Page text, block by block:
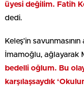
üyesi değilim. Fatih
dedi.
Keleş’in
İmamoğlu, ağlayarak
bedelli oğlum. Bu
karşılaşsaydık